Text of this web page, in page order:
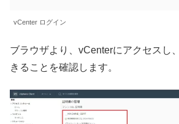
vCenter ログイン
ブラウザより、vCenterにアクセスし
きることを確認します。